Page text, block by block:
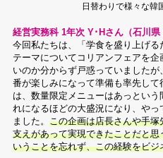
日替わりで様々な韓
経営実務科 1年次 Y･Hさん（石川県
今回私たちは、「学食を盛り上げ
テーマについてコリアンフェアを
いのか分からず戸惑っていました
番が楽しみになって準備も率先し
は、数量限定メニューはあっとい
れになるほどの大盛況になり、や
ました。 この企画は店長さんや手
支えがあって実現できたことだと
いうことを忘れず、この経験をビ